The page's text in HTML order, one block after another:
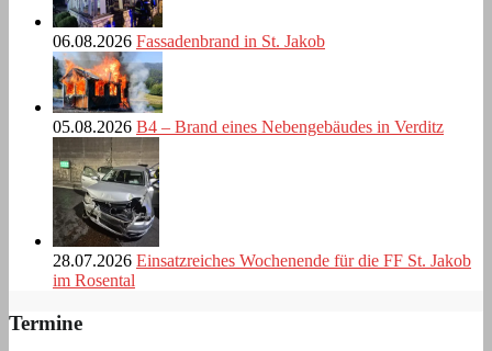
06.08.2026 Fassadenbrand in St. Jakob
05.08.2026 B4 – Brand eines Nebengebäudes in Verditz
28.07.2026 Einsatzreiches Wochenende für die FF St. Jakob
im Rosental
Termine